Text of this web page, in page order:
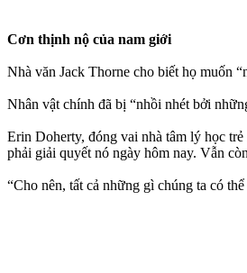
Cơn thịnh nộ của nam giới
Nhà văn Jack Thorne cho biết họ muốn
Nhân vật chính đã bị “nhồi nhét bởi
Erin Doherty, đóng vai nhà tâm lý học
phải giải quyết nó ngày hôm nay. Vẫn
“Cho nên, tất cả những gì chúng ta có